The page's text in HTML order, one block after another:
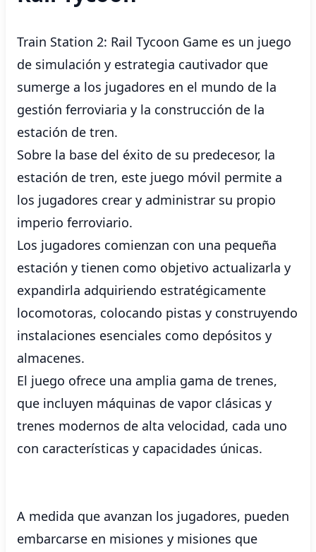
Train Station 2: Rail Tycoon Game es un juego
de simulación y estrategia cautivador que
sumerge a los jugadores en el mundo de la
gestión ferroviaria y la construcción de la
estación de tren.
Sobre la base del éxito de su predecesor, la
estación de tren, este juego móvil permite a
los jugadores crear y administrar su propio
imperio ferroviario.
Los jugadores comienzan con una pequeña
estación y tienen como objetivo actualizarla y
expandirla adquiriendo estratégicamente
locomotoras, colocando pistas y construyendo
instalaciones esenciales como depósitos y
almacenes.
El juego ofrece una amplia gama de trenes,
que incluyen máquinas de vapor clásicas y
trenes modernos de alta velocidad, cada uno
con características y capacidades únicas.
A medida que avanzan los jugadores, pueden
embarcarse en misiones y misiones que